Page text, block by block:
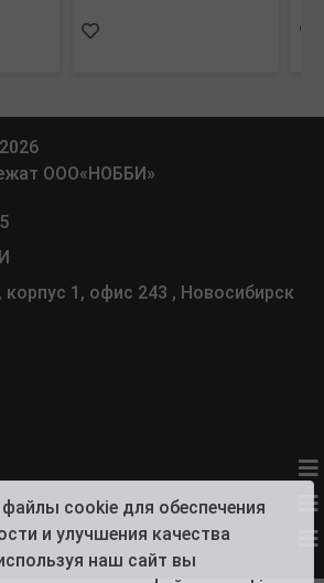
ООО«НОББИ»
корпус 1, офис 243 , Новосибирск
cookie для обеспечения
и улучшения качества
наш сайт вы